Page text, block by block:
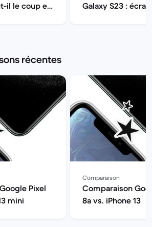
il le coup en
Galaxy S23 :
récentes
Pixel
mini
Comparaison
Comparaison
8a vs. iPhone 13